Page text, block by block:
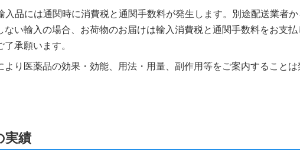
入品には通関時に消費税と通関手数料が発生します。別途配送業者
ない輸入の場合、お荷物のお届けは輸入消費税と通関手数料をお支
承願います。
より医薬品の効果・効能、用法・用量、副作用等をご案内することは
実績